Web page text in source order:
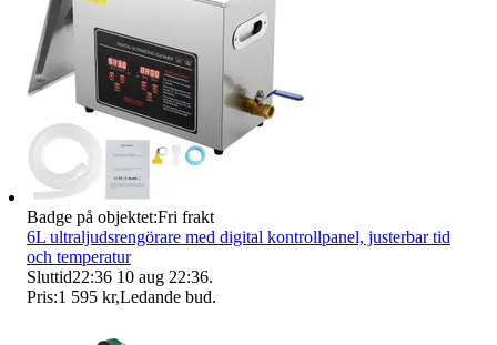
Badge på objektet:Fri frakt
6L ultraljudsrengörare med digital kontrollpanel, justerbar tid
och temperatur
Sluttid22:36 10 aug 22:36.
Pris:1 595 kr,Ledande bud.